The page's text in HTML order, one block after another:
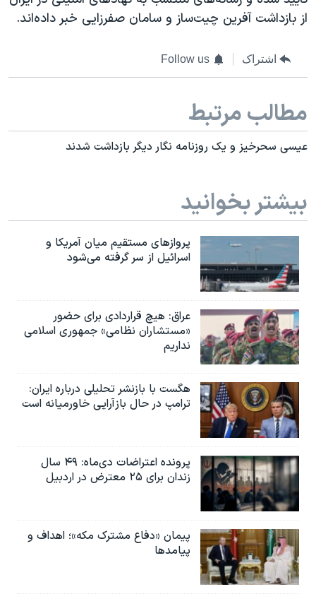
از بازداشت آفرین چیت‌ساز و سامان صفرزایی خبر داده‌اند.
اشتراک Follow us
مطالب مرتبط
عیسی سحرخیز و یک روزنامه نگار دیگر بازداشت شدند
بیشتر بخوانید
پروازهای مستقیم میان آمریکا و
اسرائیل از سر گرفته می‌شود
عراق: هیچ قراردادی برای حضور
«مستشاران نظامی» جمهوری اسلامی
نداریم
هگست با بازنشر تحلیلی درباره ایران:
ترامپ در حال بازآرایی خاورمیانه است
پرونده اعتراضات دی‌ماه: ۴۹ سال
زندان برای ۲۵ معترض در اردبیل
پیمان «دفاع مشترک مکه»؛ اهداف و
پیامدها